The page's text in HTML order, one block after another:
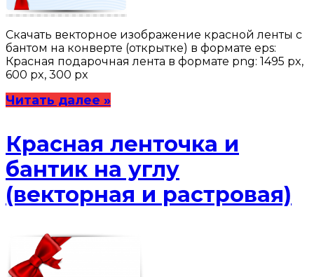
Скачать векторное изображение красной ленты с
бантом на конверте (открытке) в формате eps:
Красная подарочная лента в формате png: 1495 px,
600 px, 300 px
Читать далее »
Красная ленточка и
бантик на углу
(векторная и растровая)